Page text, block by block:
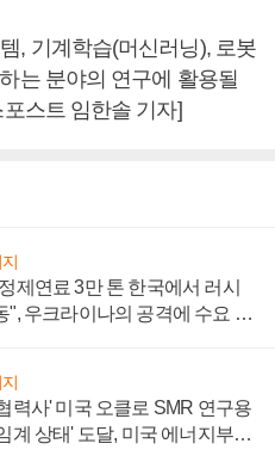
, 기계학습(머신러닝), 로봇
는 분야의 연구에 활용될
스트 임한솔 기자]
제연료 3만 톤 한국에서 러시
", 우크라이나의 공격에 수요 늘
력사' 미국 오클로 SMR 연구용
계 상태' 도달, 미국 에너지부